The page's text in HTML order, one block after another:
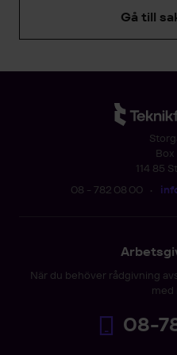
Gå till
Box
114 85
08 - 782 08 00 •
När du behöver rådgivning
med
08-